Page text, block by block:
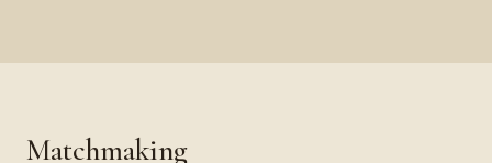
Matchmaking